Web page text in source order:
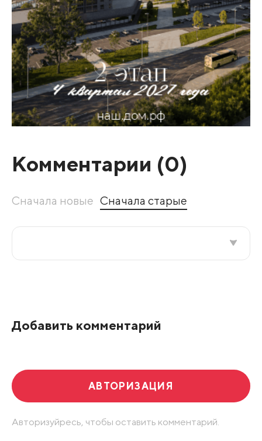
Комментарии (0)
Сначала новые Сначала старые
Добавить комментарий
АВТОРИЗАЦИЯ
Авторизуйресь, чтобы оставить комментарий.